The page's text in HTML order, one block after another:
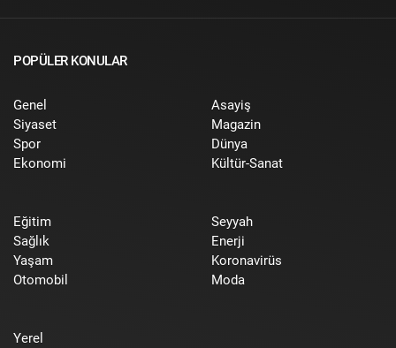
POPÜLER KONULAR
Genel
Siyaset
Spor
Ekonomi
Asayiş
Magazin
Dünya
Kültür-Sanat
Eğitim
Sağlık
Yaşam
Otomobil
Seyyah
Enerji
Koronavirüs
Moda
Yerel